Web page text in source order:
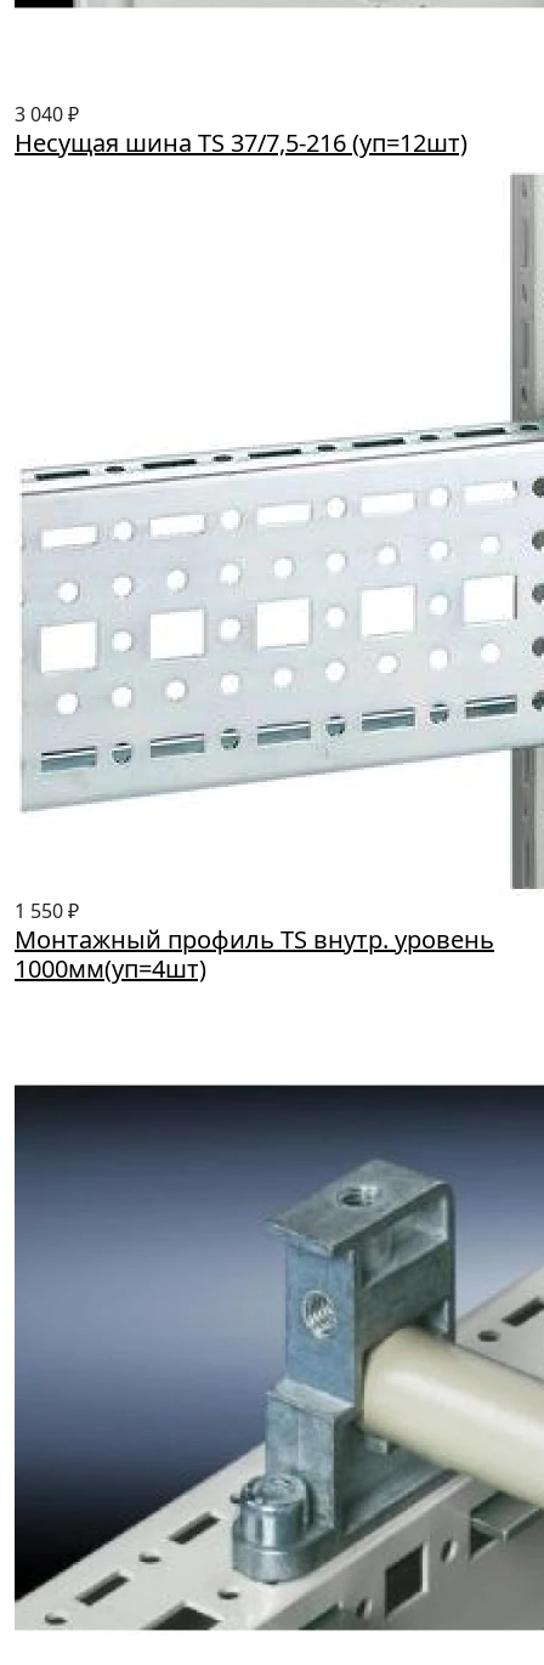
3 040 ₽
Несущая шина TS 37/7,5-216 (уп=12шт)
1 550 ₽
Монтажный профиль TS внутр. уровень
1000мм(уп=4шт)